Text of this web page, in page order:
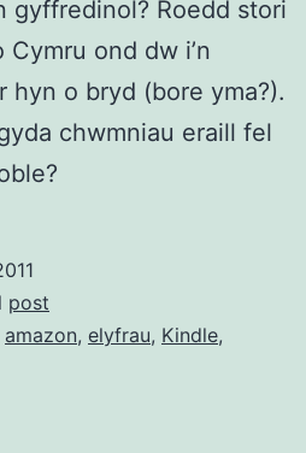
gyffredinol? Roedd stori
Cymru ond dw i’n
hyn o bryd (bore yma?).
chwmniau eraill fel
post
amazon, elyfrau, Kindle,